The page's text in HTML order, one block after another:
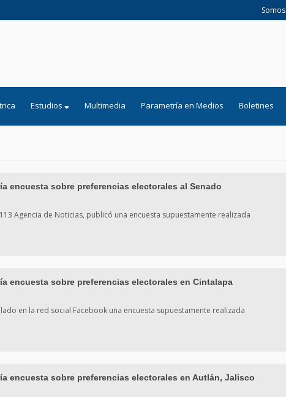
Somos
Estudios Multimedia Parametría en Medios Boletines
encuesta sobre preferencias electorales al Senado
Agencia de Noticias, publicó una encuesta supuestamente realizada
encuesta sobre preferencias electorales en Cintalapa
en la red social Facebook una encuesta supuestamente realizada
encuesta sobre preferencias electorales en Autlán, Jalisco